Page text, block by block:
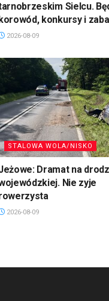
Sielcu.
korowód, konkursy i
2026-08-09
STALOWA WOLA/NISKO
Dramat na
Nie zyje
2026-08-09